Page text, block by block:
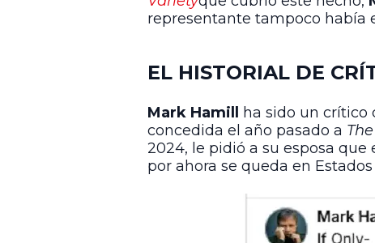
representante tampoco había
EL HISTORIAL DE
Mark Hamill ha sido un crítico
concedida el año pasado a
2024, le pidió a su esposa
por ahora se queda en Estados